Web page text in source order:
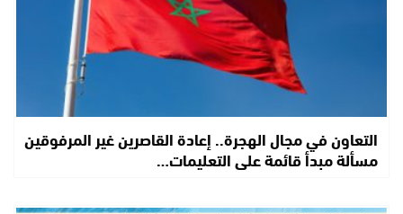
التعاون في مجال الهجرة.. إعادة القاصرين غير المرفوقين
مسألة مبدأ قائمة على التعليمات…